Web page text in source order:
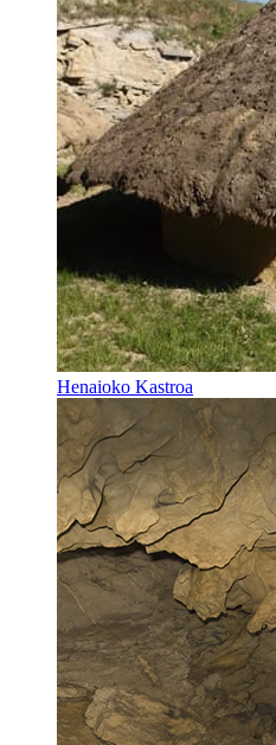
Henaioko Kastroa